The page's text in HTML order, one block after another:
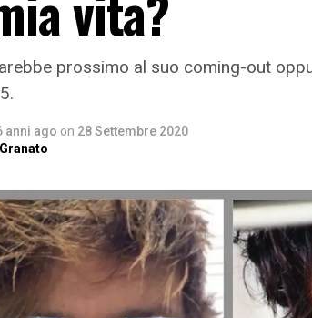
prossimo al suo coming-out
anni ago on 28 Settembre 2020